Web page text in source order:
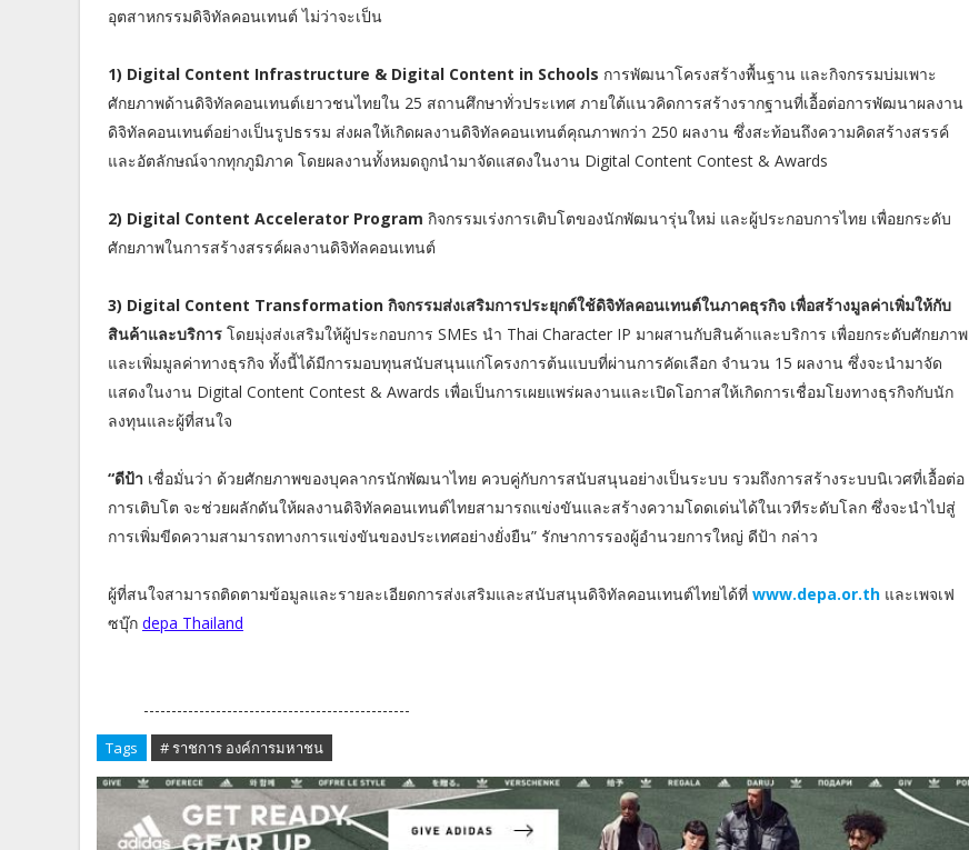
อุตสาหกรรมดิจิทัลคอนเทนต์ ไม่ว่าจะเป็น
1) Digital Content Infrastructure & Digital Content in Schools การพัฒนาโครงสร้างพื้นฐาน และกิจกรรมบ่มเพาะ
ศักยภาพด้านดิจิทัลคอนเทนต์เยาวชนไทยใน 25 สถานศึกษาทั่วประเทศ ภายใต้แนวคิดการสร้างรากฐานที่เอื้อต่อการพัฒนาผลงาน
ดิจิทัลคอนเทนต์อย่างเป็นรูปธรรม ส่งผลให้เกิดผลงานดิจิทัลคอนเทนต์คุณภาพกว่า 250 ผลงาน ซึ่งสะท้อนถึงความคิดสร้างสรรค์
และอัตลักษณ์จากทุกภูมิภาค โดยผลงานทั้งหมดถูกนำมาจัดแสดงในงาน Digital Content Contest & Awards
2) Digital Content Accelerator Program กิจกรรมเร่งการเติบโตของนักพัฒนารุ่นใหม่ และผู้ประกอบการไทย เพื่อยกระดับ
ศักยภาพในการสร้างสรรค์ผลงานดิจิทัลคอนเทนต์
3) Digital Content Transformation กิจกรรมส่งเสริมการประยุกต์ใช้ดิจิทัลคอนเทนต์ในภาคธุรกิจ เพื่อสร้างมูลค่าเพิ่มให้กับ
สินค้าและบริการ โดยมุ่งส่งเสริมให้ผู้ประกอบการ SMEs นำ Thai Character IP มาผสานกับสินค้าและบริการ เพื่อยกระดับศักยภาพ
และเพิ่มมูลค่าทางธุรกิจ ทั้งนี้ได้มีการมอบทุนสนับสนุนแก่โครงการต้นแบบที่ผ่านการคัดเลือก จำนวน 15 ผลงาน ซึ่งจะนำมาจัด
แสดงในงาน Digital Content Contest & Awards เพื่อเป็นการเผยแพร่ผลงานและเปิดโอกาสให้เกิดการเชื่อมโยงทางธุรกิจกับนัก
ลงทุนและผู้ที่สนใจ
“ดีป้า เชื่อมั่นว่า ด้วยศักยภาพของบุคลากรนักพัฒนาไทย ควบคู่กับการสนับสนุนอย่างเป็นระบบ รวมถึงการสร้างระบบนิเวศที่เอื้อต่อ
การเติบโต จะช่วยผลักดันให้ผลงานดิจิทัลคอนเทนต์ไทยสามารถแข่งขันและสร้างความโดดเด่นได้ในเวทีระดับโลก ซึ่งจะนำไปสู่
การเพิ่มขีดความสามารถทางการแข่งขันของประเทศอย่างยั่งยืน” รักษาการรองผู้อำนวยการใหญ่ ดีป้า กล่าว
ผู้ที่สนใจสามารถติดตามข้อมูลและรายละเอียดการส่งเสริมและสนับสนุนดิจิทัลคอนเทนต์ไทยได้ที่ www.depa.or.th และเพจเฟ
ซบุ๊ก depa Thailand
------------------------------------------------
Tags # ราชการ องค์การมหาชน